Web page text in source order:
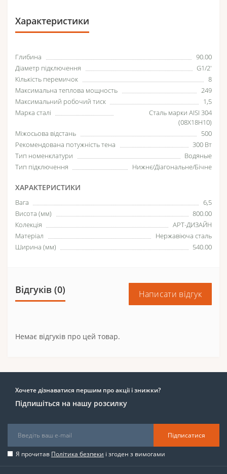
Характеристики
Глибина
90.00
Діаметр підключення
G1/2'
Кількість перемичок
8
Максимальна теплова мощность
249
Максимальний робочий тиск
1,5
Марка сталі
Сталь марки AISI 304
(08Х18Н10)
Міжосьова відстань
500
Рекомендована потужність тена
300 Вт
Тип номенклатури
Водяные
Тип підключення
Нижнє/Діагональне/Бічне
ХАРАКТЕРИСТИКИ
Вага
6,5
Висота (мм)
800.00
Колекція
АРТ-ДИЗАЙН
Матеріал
Нержавіюча сталь
Ширина (мм)
540.00
Відгуків (0) Написати відгук
Немає відгуків про цей товар.
Хочете дізнаватися першим про акції і знижки?
Підпишіться на нашу розсилку
Підписатися
Я прочитав Політика безпеки і згоден з вимогами